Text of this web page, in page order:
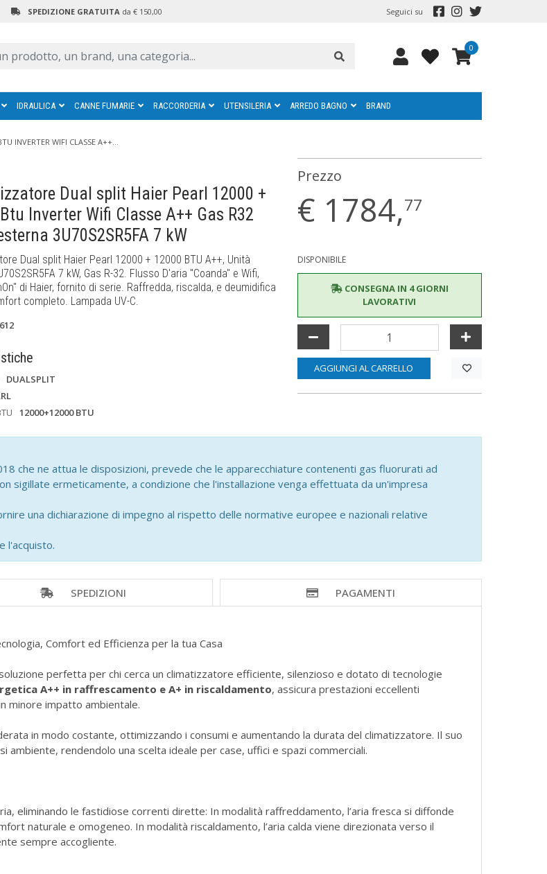
SPEDIZIONE GRATUITA da € 150,00 Seguici su
0
IDRAULICA CANNE FUMARIE RACCORDERIA UTENSILERIA ARREDO BAGNO BRAND
INVERTER WIFI CLASSE A++...
Dual split Haier Pearl 12000 +
Inverter Wifi Classe A++ Gas R32
3U70S2SR5FA 7 kW
Dual split Haier Pearl 12000 + 12000 BTU A++, Unità
7 kW, Gas R-32. Flusso D'aria "Coanda" e Wifi,
di Haier, fornito di serie. Raffredda, riscalda, e deumidifica
completo. Lampada UV-C.
DUALSPLIT
12000+12000 BTU
Prezzo
€ 1784,77
DISPONIBILE
CONSEGNA IN 4 GIORNI
LAVORATIVI
AGGIUNGI AL CARRELLO
che ne attua le disposizioni, prevede che le apparecchiature contenenti gas fluorurati ad
sigillate ermeticamente, a condizione che l'installazione venga effettuata da un'impresa
una dichiarazione di impegno al rispetto delle normative europee e nazionali relative
l'acquisto.
SPEDIZIONI PAGAMENTI
Comfort ed Efficienza per la tua Casa
perfetta per chi cerca un climatizzatore efficiente, silenzioso e dotato di tecnologie
A++ in raffrescamento e A+ in riscaldamento, assicura prestazioni eccellenti
minore impatto ambientale.
in modo costante, ottimizzando i consumi e aumentando la durata del climatizzatore. Il suo
rendendolo una scelta ideale per case, uffici e spazi commerciali.
eliminando le fastidiose correnti dirette: In modalità raffreddamento, l’aria fresca si diffonde
naturale e omogeneo. In modalità riscaldamento, l’aria calda viene direzionata verso il
sempre accogliente.